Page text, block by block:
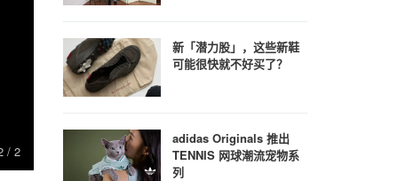
/ 2
新「潜力股」，这些新鞋
可能很快就不好买了？
adidas Originals 推出
TENNIS 网球潮流宠物系
列